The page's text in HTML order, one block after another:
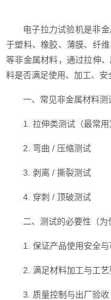
电子拉力试验机是非
于塑料、橡胶、薄膜、纤
等非金属材料，通过拉伸
料是否满足使用、加工、安
一、常见非金属材料测
1. 拉伸类测试（最常用
2. 弯曲 / 压缩测试
3. 剥离 / 撕裂测试
4. 穿刺 / 顶破测试
二、测试的必要性（为
1. 保证产品使用安全与
2. 满足材料加工与工艺
3. 质量控制与出厂验收